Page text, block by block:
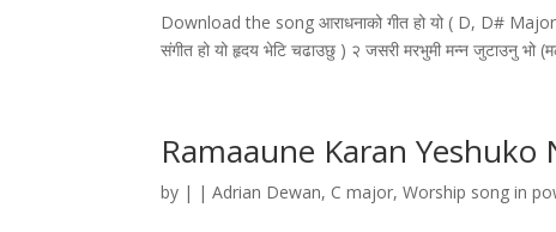
Download the song आराधनाको गीत हो यो ( D, D# Major)
संगीत हो यो हृदय भेटि चढाउछु ) २ जसरी मरभुमी मन्न जुटाउनु भो
Ramaaune Karan
by | |Adrian Dewan, C major,Worship song in